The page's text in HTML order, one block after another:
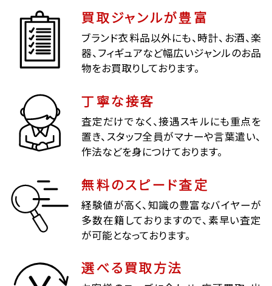
買取ジャンルが豊富
ブランド衣料品以外にも、時計、お酒、楽
器、フィギュアなど幅広いジャンルのお品
物をお買取りしております。
丁寧な接客
査定だけでなく、接遇スキルにも重点を
置き、スタッフ全員がマナーや言葉遣い、
作法などを身につけております。
無料のスピード査定
経験値が高く、知識の豊富なバイヤーが
多数在籍しておりますので、素早い査定
が可能となっております。
選べる買取方法